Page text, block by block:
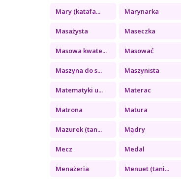
Mary (katafa... Marynarka
Masażysta Maseczka
Masowa kwate... Masować
Maszyna do s... Maszynista
Matematyki u... Materac
Matrona Matura
Mazurek (tan... Mądry
Mecz Medal
Menażeria Menuet (tani...